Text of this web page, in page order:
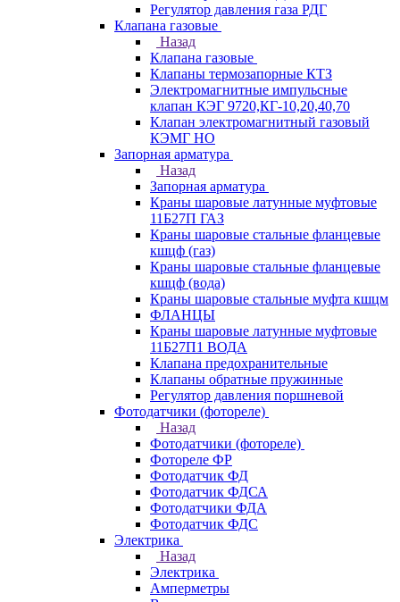
Регулятор давления газа РДГ
Клапана газовые
Назад
Клапана газовые
Клапаны термозапорные КТЗ
Электромагнитные импульсные
клапан КЭГ 9720,КГ-10,20,40,70
Клапан электромагнитный газовый
КЭМГ НО
Запорная арматура
Назад
Запорная арматура
Краны шаровые латунные муфтовые
11Б27П ГАЗ
Краны шаровые стальные фланцевые
кшцф (газ)
Краны шаровые стальные фланцевые
кшцф (вода)
Краны шаровые стальные муфта кшцм
ФЛАНЦЫ
Краны шаровые латунные муфтовые
11Б27П1 ВОДА
Клапана предохранительные
Клапаны обратные пружинные
Регулятор давления поршневой
Фотодатчики (фотореле)
Назад
Фотодатчики (фотореле)
Фотореле ФР
Фотодатчик ФД
Фотодатчик ФДСА
Фотодатчики ФДА
Фотодатчик ФДС
Электрика
Назад
Электрика
Амперметры